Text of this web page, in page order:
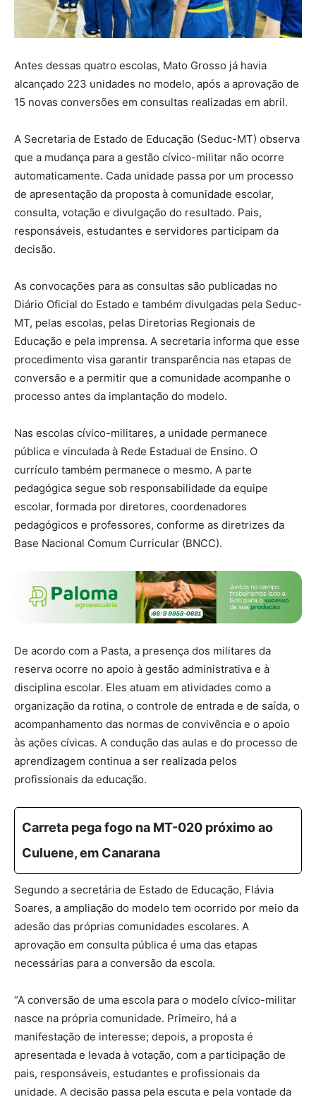
Antes dessas quatro escolas, Mato Grosso já havia
alcançado 223 unidades no modelo, após a aprovação de
15 novas conversões em consultas realizadas em abril.
A Secretaria de Estado de Educação (Seduc-MT) observa
que a mudança para a gestão cívico-militar não ocorre
automaticamente. Cada unidade passa por um processo
de apresentação da proposta à comunidade escolar,
consulta, votação e divulgação do resultado. Pais,
responsáveis, estudantes e servidores participam da
decisão.
As convocações para as consultas são publicadas no
Diário Oficial do Estado e também divulgadas pela Seduc-
MT, pelas escolas, pelas Diretorias Regionais de
Educação e pela imprensa. A secretaria informa que esse
procedimento visa garantir transparência nas etapas de
conversão e a permitir que a comunidade acompanhe o
processo antes da implantação do modelo.
Nas escolas cívico-militares, a unidade permanece
pública e vinculada à Rede Estadual de Ensino. O
currículo também permanece o mesmo. A parte
pedagógica segue sob responsabilidade da equipe
escolar, formada por diretores, coordenadores
pedagógicos e professores, conforme as diretrizes da
Base Nacional Comum Curricular (BNCC).
De acordo com a Pasta, a presença dos militares da
reserva ocorre no apoio à gestão administrativa e à
disciplina escolar. Eles atuam em atividades como a
organização da rotina, o controle de entrada e de saída, o
acompanhamento das normas de convivência e o apoio
às ações cívicas. A condução das aulas e do processo de
aprendizagem continua a ser realizada pelos
profissionais da educação.
Carreta pega fogo na MT-020 próximo ao
Culuene, em Canarana
Segundo a secretária de Estado de Educação, Flávia
Soares, a ampliação do modelo tem ocorrido por meio da
adesão das próprias comunidades escolares. A
aprovação em consulta pública é uma das etapas
necessárias para a conversão da escola.
“A conversão de uma escola para o modelo cívico-militar
nasce na própria comunidade. Primeiro, há a
manifestação de interesse; depois, a proposta é
apresentada e levada à votação, com a participação de
pais, responsáveis, estudantes e profissionais da
unidade. A decisão passa pela escuta e pela vontade da